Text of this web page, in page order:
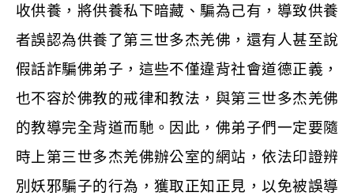
收供養，將供養私下暗藏、騙為己有，導致供養
者誤認為供養了第三世多杰羌佛，還有人甚至說
假話詐騙佛弟子，這些不僅違背社會道德正義，
也不容於佛教的戒律和教法，與第三世多杰羌佛
的教導完全背道而馳。因此，佛弟子們一定要隨
時上第三世多杰羌佛辦公室的網站，依法印證辨
別妖邪騙子的行為，獲取正知正見，以免被誤導